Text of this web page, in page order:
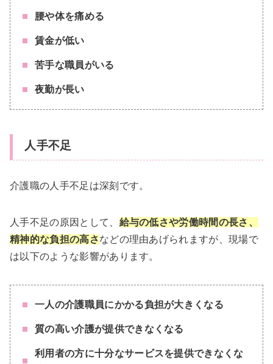
腰や体を痛める
賃金が低い
苦手な職員がいる
夜勤が長い
人手不足
介護職の人手不足は深刻です。
人手不足の原因として、 給与の低さや労働時間の長さ、
精神的な負担の高さなどの理由あげられますが、現場で
は以下のような影響があります。
一人の介護職員にかかる負担が大きくなる
質の高い介護が提供できなくなる
利用者の方に十分なサービスを提供できなくな